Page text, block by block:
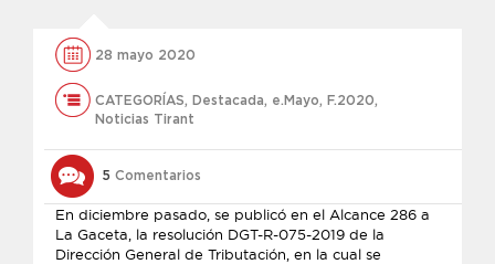
28 mayo 2020
CATEGORÍAS, Destacada, e.Mayo, F.2020,
Noticias Tirant
5 Comentarios
En diciembre pasado, se publicó en el Alcance 286 a
La Gaceta, la resolución DGT-R-075-2019 de la
Dirección General de Tributación, en la cual se